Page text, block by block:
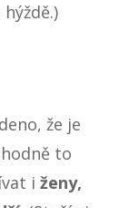
že je
to
i ženy,